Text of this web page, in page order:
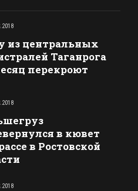
из центральных
Таганрога
перекроют
в кювет
в Ростовской